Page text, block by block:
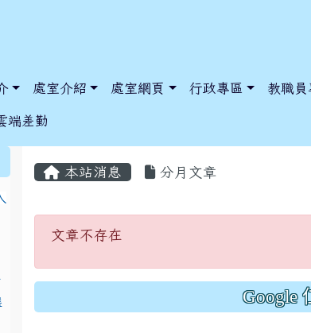
處室介紹 處室網頁 行政專區 教職員
端差勤
本站消息 分月文章
文章不存在
文章不存在
Google
modules/tadnews/index.php?nsn=5425
to http://tyc.entry.edu.tw/NoExamImitate_TL/
to http://tyc.entry.edu.tw/NoExamImitate_TL/